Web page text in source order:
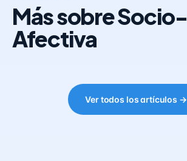
Más sobre Socio-
Afectiva
Ver todos los artículos →